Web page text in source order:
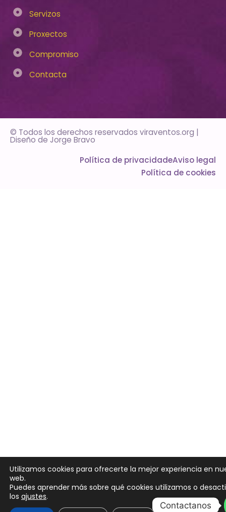
Servizos
Proxectos
Compromiso
Contacta
© Todos los derechos reservados viraventos.org |
Diseño de Jorge Bravo
Política de privacidadeAviso legal
Política de cookies
Utilizamos cookies para ofrecerte la mejor experiencia en
web.
Puedes aprender más sobre qué cookies utilizamos o
los ajustes.
Contactanos